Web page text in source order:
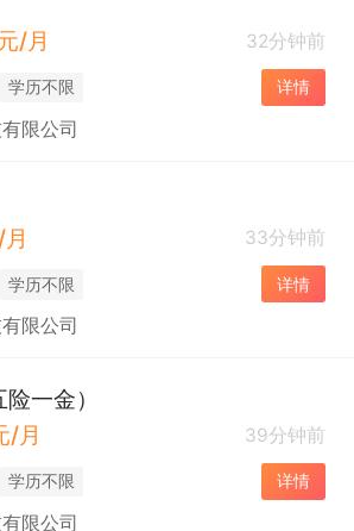
/月
32分钟前
学历不限 详情
限公司
33分钟前
学历不限 详情
限公司
一金）
/月
39分钟前
学历不限 详情
限公司